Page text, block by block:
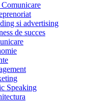
si advertising
de succes
Speaking